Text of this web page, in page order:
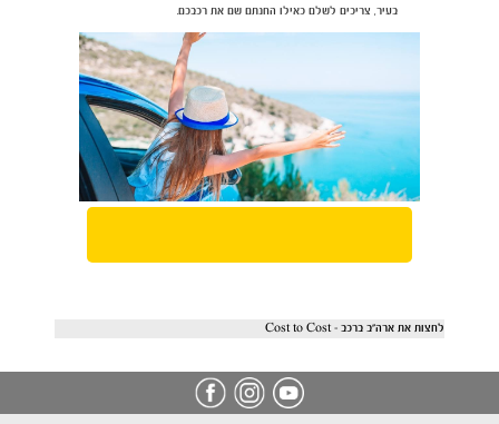
בעיר, צריכים לשלם כאילו החנתם שם את רכבכם.
לחצות את ארה"ב ברכב - Cost to Cost